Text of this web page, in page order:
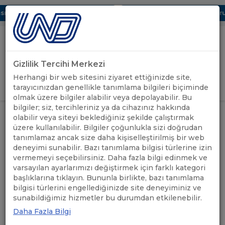
Dijital UBAK Bölümü Hakkında UND, Yunanistan Vize
Uluslararası Nakliyeciler Derneği
GİRİŞ YAP
ANASAYFA /
ÖNEMLİ
DUYURULAR
/ TUNUS VE LİBYA RO-RO
SEFERLERİ BAŞLADI
TUNUS VE LİBYA RO-RO
SEFERLERİ BAŞLADI
26.03.2021 A+ A-
AnatolianLGS Denizcilik ve Nakliyat Dış Ticaret Ltd.
Gizlilik Tercihi Merkezi
Herhangi bir web sitesini ziyaret ettiğinizde site,
tarayıcınızdan genellikle tanımlama bilgileri biçiminde
olmak üzere bilgiler alabilir veya depolayabilir. Bu
bilgiler; siz, tercihleriniz ya da cihazınız hakkında
olabilir veya siteyi beklediğiniz şekilde çalıştırmak
üzere kullanılabilir. Bilgiler çoğunlukla sizi doğrudan
tanımlamaz ancak size daha kişiselleştirilmiş bir web
deneyimi sunabilir. Bazı tanımlama bilgisi türlerine izin
vermemeyi seçebilirsiniz. Daha fazla bilgi edinmek ve
varsayılan ayarlarımızı değiştirmek için farklı kategori
başlıklarına tıklayın. Bununla birlikte, bazı tanımlama
bilgisi türlerini engellediğinizde site deneyiminiz ve
sunabildiğimiz hizmetler bu durumdan etkilenebilir.
Daha Fazla Bilgi